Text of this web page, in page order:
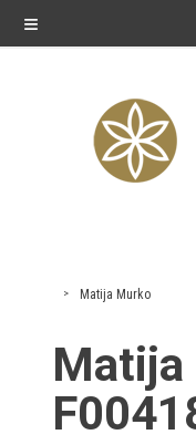
≡
razstave
Stalne razstave
Občasne
Gostovanja
Matija Murko